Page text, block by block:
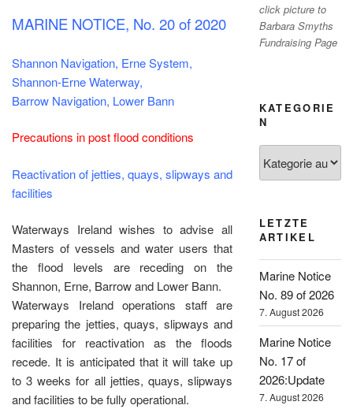
MARINE NOTICE, No. 20 of 2020
Shannon Navigation, Erne System,
Shannon-Erne Waterway,
Barrow Navigation, Lower Bann
Precautions in post flood conditions
Reactivation of jetties, quays, slipways and
facilities
Waterways Ireland wishes to advise all
Masters of vessels and water users that
the flood levels are receding on the
Shannon, Erne, Barrow and Lower Bann.
Waterways Ireland operations staff are
preparing the jetties, quays, slipways and
facilities for reactivation as the floods
recede. It is anticipated that it will take up
to 3 weeks for all jetties, quays, slipways
and facilities to be fully operational.
click picture to
Barbara Smyths
Fundraising Page
KATEGORIE
N
LETZTE
ARTIKEL
Marine Notice
No. 89 of 2026
7. August 2026
Marine Notice
No. 17 of
2026:Update
7. August 2026